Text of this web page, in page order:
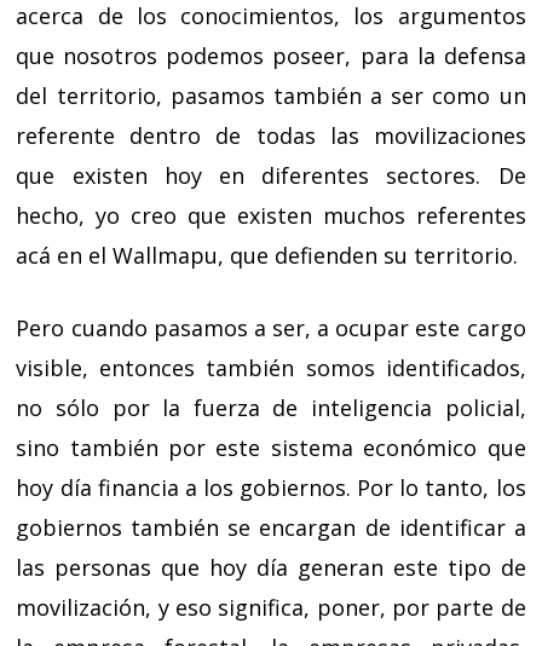
acerca de los conocimientos, los argumentos
que nosotros podemos poseer, para la defensa
del territorio, pasamos también a ser como un
referente dentro de todas las movilizaciones
que existen hoy en diferentes sectores. De
hecho, yo creo que existen muchos referentes
acá en el Wallmapu, que defienden su territorio.
Pero cuando pasamos a ser, a ocupar este cargo
visible, entonces también somos identificados,
no sólo por la fuerza de inteligencia policial,
sino también por este sistema económico que
hoy día financia a los gobiernos. Por lo tanto, los
gobiernos también se encargan de identificar a
las personas que hoy día generan este tipo de
movilización, y eso significa, poner, por parte de